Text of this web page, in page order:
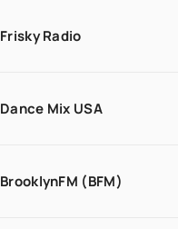
Frisky Radio
Dance Mix USA
BrooklynFM (BFM)